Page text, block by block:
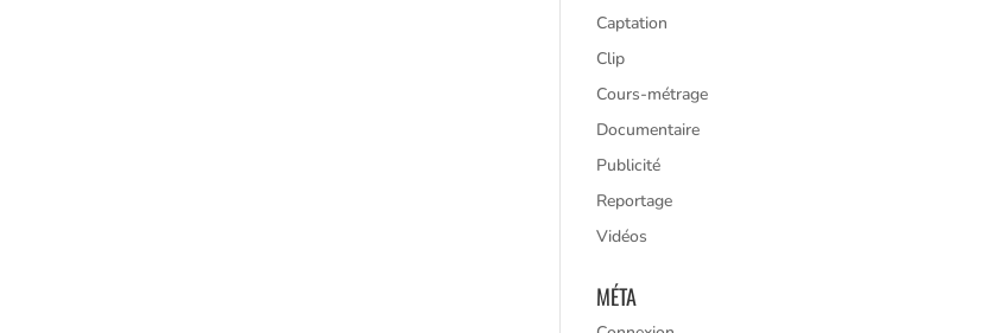
Captation
Clip
Cours-métrage
Documentaire
Publicité
Reportage
Vidéos
MÉTA